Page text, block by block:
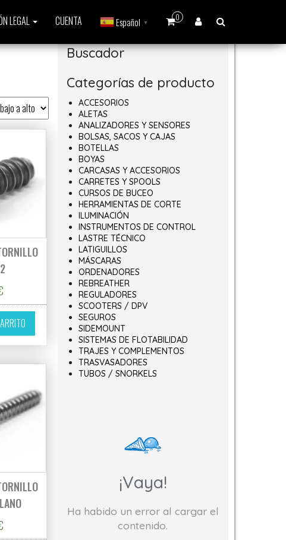
0
LEGAL CUENTA Español ▼
Buscador
Categorías de producto
ACCESORIOS
ALETAS
ANALIZADORES Y SENSORES
BOLSAS, SACOS Y CAJAS
BOTELLAS
BOYAS
CARCASAS Y ACCESORIOS
CARRETES Y SPOOLS
CURSOS DE BUCEO
HERRAMIENTAS DE CORTE
ILUMINACIÓN
INSTRUMENTOS DE CONTROL
LASTRE TÉCNICO
LATIGUILLOS
MÁSCARAS
ORDENADORES
REBREATHER
REGULADORES
SCOOTERS / DPV
SEGUROS
SIDEMOUNT
SISTEMAS DE FLOTABILIDAD
TRAJES Y COMPLEMENTOS
TRASVASADORES
TUBOS / SNORKELS
¡Vaya!
Ha habido un error al cargar el
contenido.